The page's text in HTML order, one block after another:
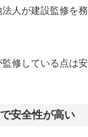
人が建設監修を
修している点は安
安全性が高い